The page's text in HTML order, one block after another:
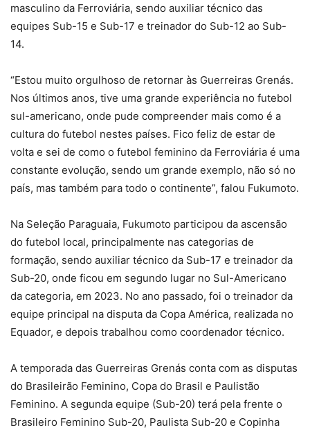
masculino da Ferroviária, sendo auxiliar técnico das
equipes Sub-15 e Sub-17 e treinador do Sub-12 ao Sub-
14.
“Estou muito orgulhoso de retornar às Guerreiras Grenás.
Nos últimos anos, tive uma grande experiência no futebol
sul-americano, onde pude compreender mais como é a
cultura do futebol nestes países. Fico feliz de estar de
volta e sei de como o futebol feminino da Ferroviária é uma
constante evolução, sendo um grande exemplo, não só no
país, mas também para todo o continente”, falou Fukumoto.
Na Seleção Paraguaia, Fukumoto participou da ascensão
do futebol local, principalmente nas categorias de
formação, sendo auxiliar técnico da Sub-17 e treinador da
Sub-20, onde ficou em segundo lugar no Sul-Americano
da categoria, em 2023. No ano passado, foi o treinador da
equipe principal na disputa da Copa América, realizada no
Equador, e depois trabalhou como coordenador técnico.
A temporada das Guerreiras Grenás conta com as disputas
do Brasileirão Feminino, Copa do Brasil e Paulistão
Feminino. A segunda equipe (Sub-20) terá pela frente o
Brasileiro Feminino Sub-20, Paulista Sub-20 e Copinha